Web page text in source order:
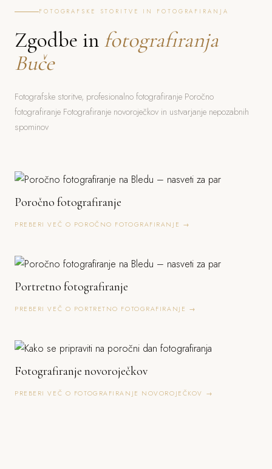
FOTOGRAFSKE STORITVE IN FOTOGRAFIRANJA
Zgodbe in fotografiranja
Buče
Fotografske storitve, profesionalno fotografiranje Poročno
fotografiranje Fotografiranje novoroječkov in ustvarjanje nepozabnih
spominov
Poročno fotografiranje
PREBERI VEČ O POROČNO FOTOGRAFIRANJE →
Portretno fotografiranje
PREBERI VEČ O PORTRETNO FOTOGRAFIRANJE →
Fotografiranje novoroječkov
PREBERI VEČ O FOTOGRAFIRANJE NOVOROJEČKOV →